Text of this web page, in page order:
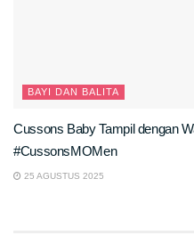
BAYI DAN BALITA
Cussons Baby Tampil dengan
#CussonsMOMen
25 AGUSTUS 2025